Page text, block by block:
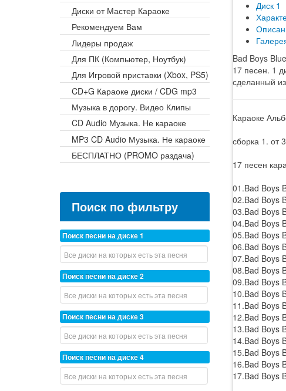
Диск 1
Bad Boys
17 песен. 1
сделанный
Караоке
сборка 1. от
17 песен
01.Bad Boys
02.Bad Boys
03.Bad Boys
04.Bad Boys
05.Bad Boys
06.Bad Boys
07.Bad Boys
08.Bad Boys
09.Bad Boys
10.Bad Boys
11.Bad Boys
12.Bad Boys
13.Bad Boys
14.Bad Boys
15.Bad Boys
16.Bad Boys
17.Bad Boys
Диски от Мастер Караоке
Рекомендуем Вам
Лидеры продаж
Для ПК (Компьютер, Ноутбук)
Для Игровой приставки (Xbox, PS5)
CD+G Караоке диски / CDG mp3
Музыка в дорогу. Видео Клипы
CD Audio Музыка. Не караоке
MP3 CD Audio Музыка. Не караоке
БЕСПЛАТНО (PROMO раздача)
Поиск по фильтру
Поиск песни на диске 1
Поиск песни на диске 2
Поиск песни на диске 3
Поиск песни на диске 4